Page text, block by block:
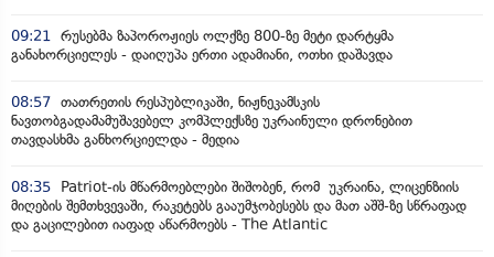
09:21 რუსებმა ზაპოროჟიეს ოლქზე 800-ზე მეტი დარტყმა
განახორციელეს - დაიღუპა ერთი ადამიანი, ოთხი დაშავდა
08:57 თათრეთის რესპუბლიკაში, ნიჟნეკამსკის
ნავთობგადამამუშავებელ კომპლექსზე უკრაინული დრონებით
თავდასხმა განხორციელდა - მედია
08:35
Patriot-ის მწარმოებლები შიშობენ, რომ უკრაინა, ლიცენზიის
მიღების შემთხვევაში, რაკეტებს გააუმჯობესებს და მათ აშშ-ზე სწრაფად
და გაცილებით იაფად აწარმოებს - The Atlantic